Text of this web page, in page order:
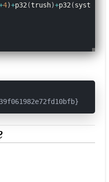
4)+p32 (trush)+p32 (